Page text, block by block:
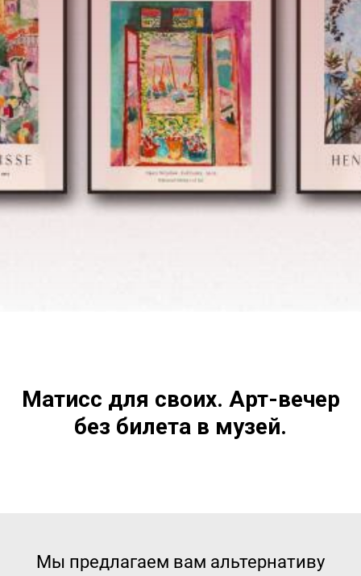
Матисс для своих. Арт-вечер
без билета в музей.
Мы предлагаем вам альтернативу